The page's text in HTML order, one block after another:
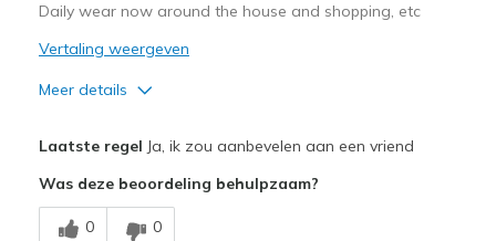
Daily wear now around the house and shopping, etc
Vertaling weergeven
Meer details
Comfortable
Laatste regel Ja, ik zou aanbevelen aan een vriend
Was deze beoordeling behulpzaam?
0 0